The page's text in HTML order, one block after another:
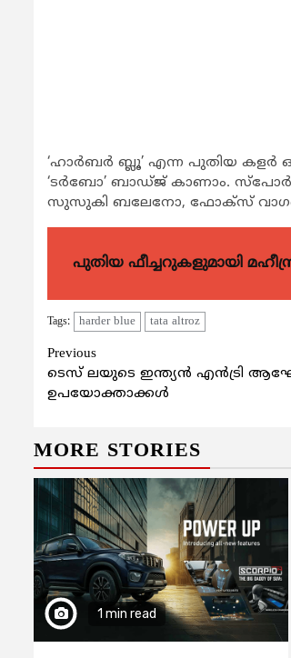
‘ഹാർബർ ബ്ലൂ’ എന്ന പുതിയ കളർ
‘ടർബോ’ ബാഡ്ജ് കാണാം.
സുസുകി ബലേനോ, ഫോക്സ്
പുതിയ ഫീച്ചറുകളുമായി
Tags: harder blue tata altroz
Continue
Reading
Previous
ടെസ് ലയുടെ ഇന്ത്യൻ എൻട്രി
ഉപയോക്താക്കൾ
MORE STORIES
1 min read